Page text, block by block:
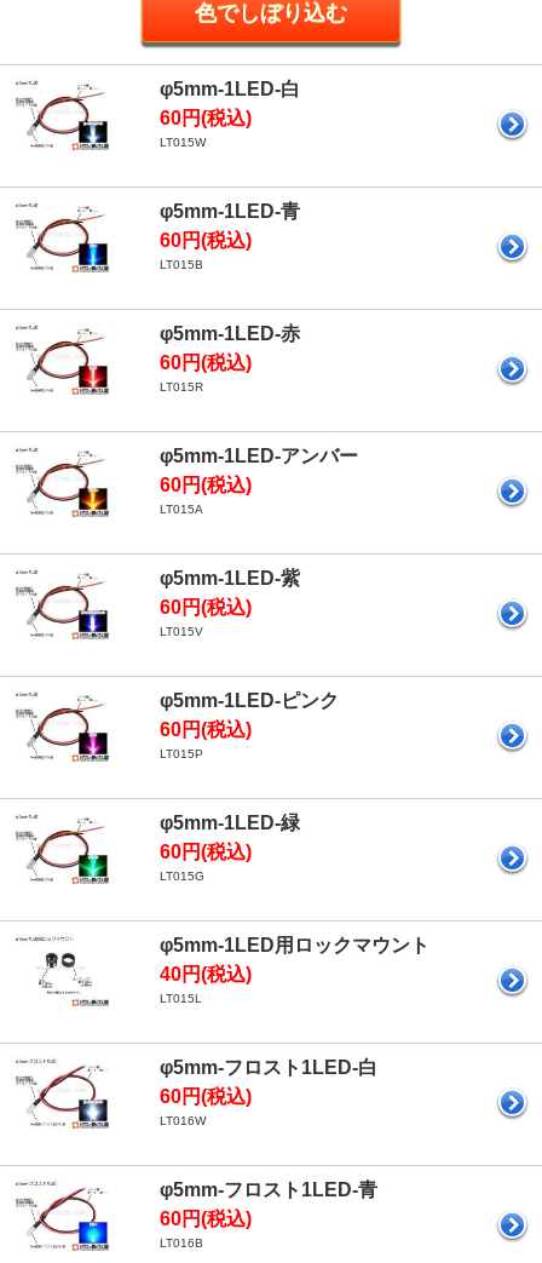
φ5mm-1LED-白
60円(税込)
LT015W
φ5mm-1LED-青
60円(税込)
LT015B
φ5mm-1LED-赤
60円(税込)
LT015R
φ5mm-1LED-アンバー
60円(税込)
LT015A
φ5mm-1LED-紫
60円(税込)
LT015V
φ5mm-1LED-ピンク
60円(税込)
LT015P
φ5mm-1LED-緑
60円(税込)
LT015G
φ5mm-1LED用ロックマウント
40円(税込)
LT015L
φ5mm-フロスト1LED-白
60円(税込)
LT016W
φ5mm-フロスト1LED-青
60円(税込)
LT016B